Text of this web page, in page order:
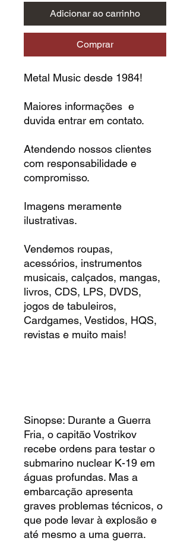
Adicionar ao carrinho
Comprar
Metal Music desde 1984!
Maiores informações e
duvida entrar em contato.
Atendendo nossos clientes
com responsabilidade e
compromisso.
Imagens meramente
ilustrativas.
Vendemos roupas,
acessórios, instrumentos
musicais, calçados, mangas,
livros, CDS, LPS, DVDS,
jogos de tabuleiros,
Cardgames, Vestidos, HQS,
revistas e muito mais!
Sinopse: Durante a Guerra
Fria, o capitão Vostrikov
recebe ordens para testar o
submarino nuclear K-19 em
águas profundas. Mas a
embarcação apresenta
graves problemas técnicos, o
que pode levar à explosão e
até mesmo a uma guerra.